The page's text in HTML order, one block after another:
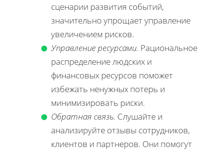
сценарии развития событий,
значительно упрощает управление
увеличением рисков.
Управление ресурсами. Рациональное
распределение людских и
финансовых ресурсов поможет
избежать ненужных потерь и
минимизировать риски.
Обратная связь. Слушайте и
анализируйте отзывы сотрудников,
клиентов и партнеров. Они помогут